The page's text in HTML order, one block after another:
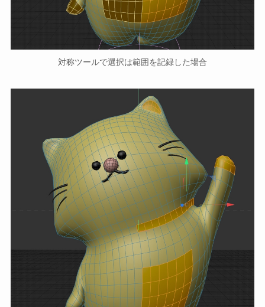
対称ツールで選択は範囲を記録した場合